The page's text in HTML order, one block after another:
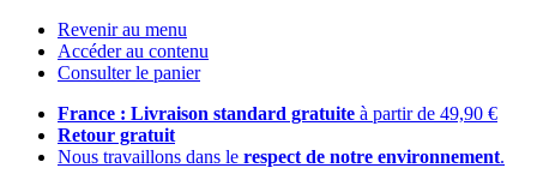
Revenir au menu
Accéder au contenu
Consulter le panier
France : Livraison standard gratuite à partir de 49,90 €
Retour gratuit
Nous travaillons dans le respect de notre environnement.